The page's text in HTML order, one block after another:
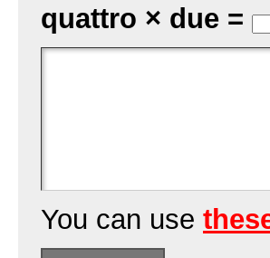
quattro × due =
You can use